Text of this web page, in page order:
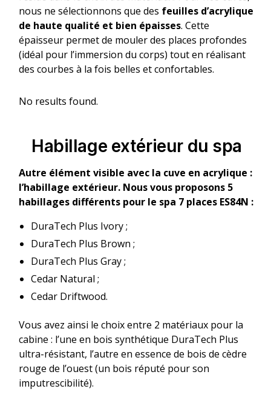
nous ne sélectionnons que des feuilles d’acrylique
de haute qualité et bien épaisses. Cette
épaisseur permet de mouler des places profondes
(idéal pour l’immersion du corps) tout en réalisant
des courbes à la fois belles et confortables.
No results found.
Habillage extérieur du spa
Autre élément visible avec la cuve en acrylique :
l’habillage extérieur. Nous vous proposons 5
habillages différents pour le spa 7 places ES84N :
DuraTech Plus Ivory ;
DuraTech Plus Brown ;
DuraTech Plus Gray ;
Cedar Natural ;
Cedar Driftwood.
Vous avez ainsi le choix entre 2 matériaux pour la
cabine : l’une en bois synthétique DuraTech Plus
ultra-résistant, l’autre en essence de bois de cèdre
rouge de l’ouest (un bois réputé pour son
imputrescibilité).